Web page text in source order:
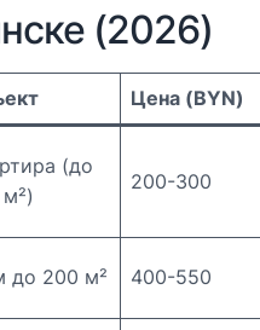
(2026)
Цена (BYN)
(до
200-300
до 200 м² 400-550